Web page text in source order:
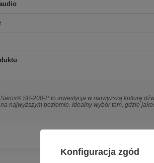
SB-200-P to inwestycja w najwyższą kulturę
najwyższym poziomie. Idealny wybór tam, gdzie
Konfiguracja zgód